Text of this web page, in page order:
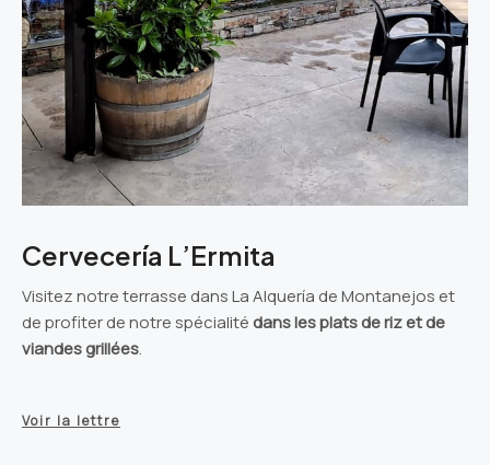
Cervecería L’Ermita
Visitez notre terrasse dans La Alquería de Montanejos et
de profiter de notre spécialitédans les plats de riz et de
viandes grillées.
Voir la lettre